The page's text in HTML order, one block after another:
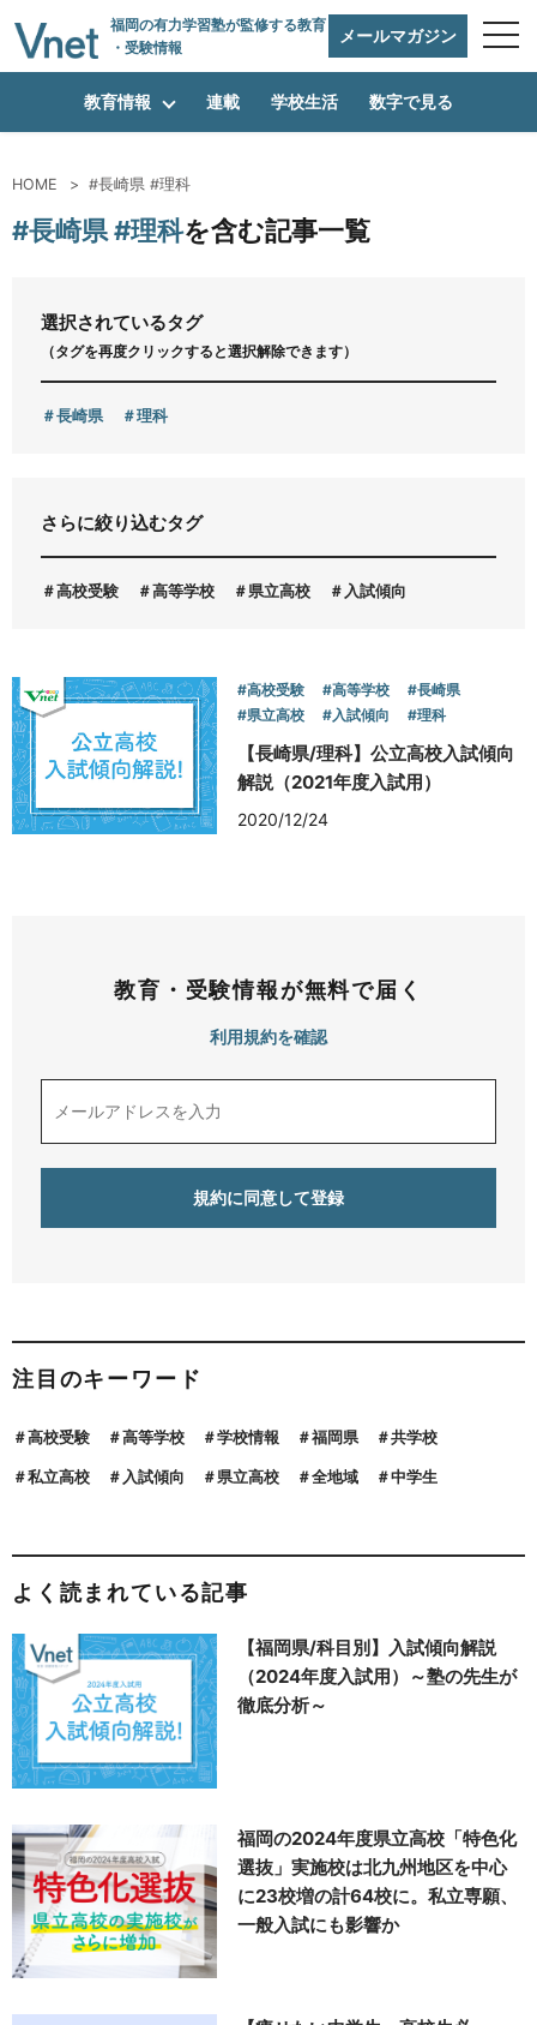
福岡の有力学習塾が監修する教育
・受験情報
メールマガジン
編集方針
vnetアライアンス企業
運営会社
お問い合わせ
教育情報 連載 学校生活 数字で見る
HOME #長崎県 #理科
#長崎県 #理科を含む記事一覧
選択されているタグ
（タグを再度クリックすると選択解除できます）
長崎県 理科
さらに絞り込むタグ
高校受験 高等学校 県立高校 入試傾向
#高校受験 #高等学校
#長崎県
#県立高校
#入試傾向 #理科
【長崎県/理科】公立高校入試傾向
解説（2021年度入試用）
2020/12/24
教育・受験情報が無料で届く
利用規約を確認
注目のキーワード
高校受験 高等学校 学校情報 福岡県 共学校
私立高校 入試傾向 県立高校 全地域 中学生
よく読まれている記事
【福岡県/科目別】入試傾向解説
（2024年度入試用）～塾の先生が
徹底分析～
福岡の2024年度県立高校「特色化
選抜」実施校は北九州地区を中心
に23校増の計64校に。私立専願、
一般入試にも影響か